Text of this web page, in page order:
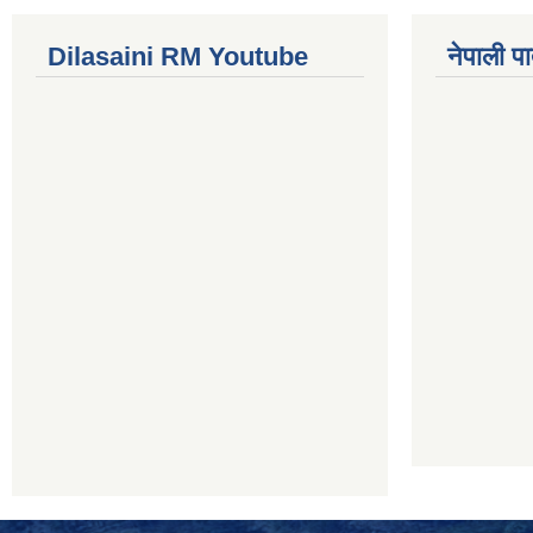
Dilasaini RM Youtube नेपाली